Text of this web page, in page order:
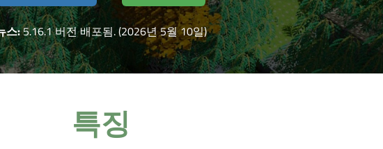
스:5.16.1 버전 배포됨. (2026년 5월 10일)
특징